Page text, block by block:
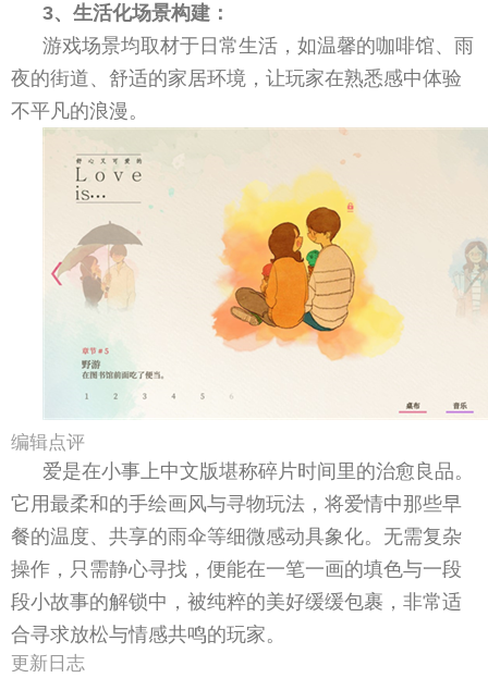
3、生活化场景构建：
游戏场景均取材于日常生活，如温馨的咖啡馆、雨
夜的街道、舒适的家居环境，让玩家在熟悉感中体验
不平凡的浪漫。
编辑点评
爱是在小事上中文版堪称碎片时间里的治愈良品。
它用最柔和的手绘画风与寻物玩法，将爱情中那些早
餐的温度、共享的雨伞等细微感动具象化。无需复杂
操作，只需静心寻找，便能在一笔一画的填色与一段
段小故事的解锁中，被纯粹的美好缓缓包裹，非常适
合寻求放松与情感共鸣的玩家。
更新日志